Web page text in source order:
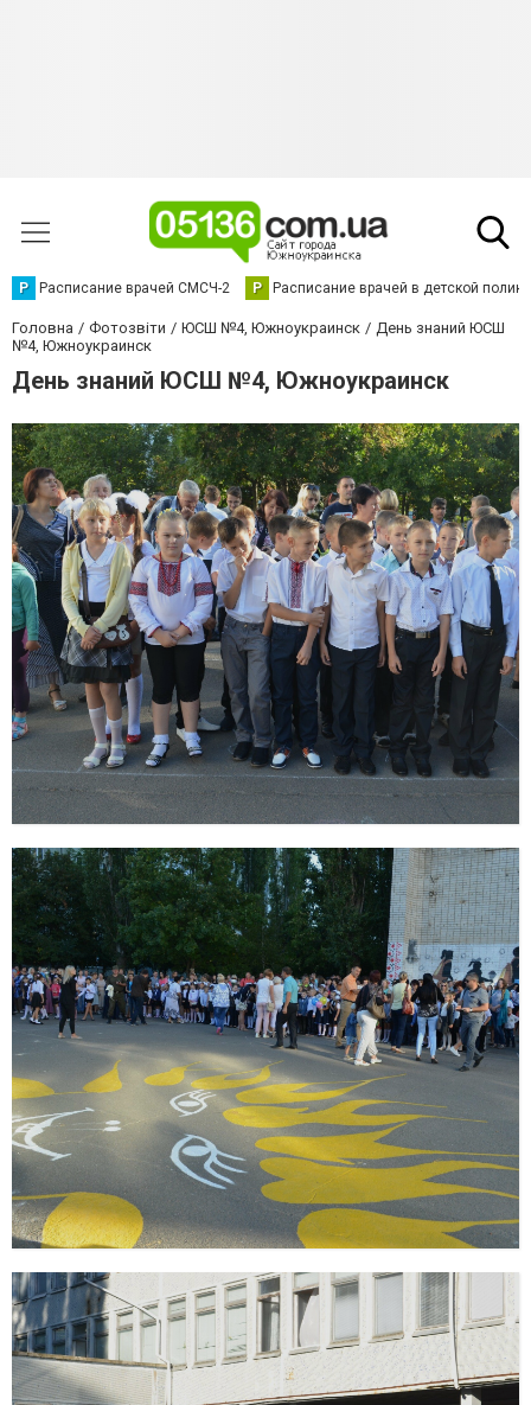
Р Расписание врачей СМСЧ-2 Р Расписание врачей в детской
Головна Фотозвіти ЮСШ №4, Южноукраинск
День знаний ЮСШ
№4, Южноукраинск
День знаний ЮСШ №4, Южноукраинск